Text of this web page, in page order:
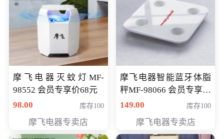
摩飞电器灭蚊灯MF-
98552 会员专享价68元
98.00
库存100
摩飞电器专卖店
摩飞电器智能蓝牙体脂
秤MF-98066 会员专享价
98元
149.00 库存100
摩飞电器专卖店